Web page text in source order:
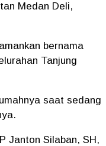
Medan Deli,
bernama
Tanjung
saat sedang
Janton Silaban, SH,